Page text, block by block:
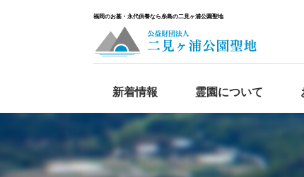
福岡のお墓・永代供養なら糸島の二見ヶ浦公園聖地
新着情報 霊園について